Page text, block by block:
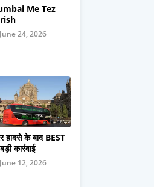
Me Tez
June 24, 2026
हादसे के बाद BEST
कार्रवाई
June 12, 2026